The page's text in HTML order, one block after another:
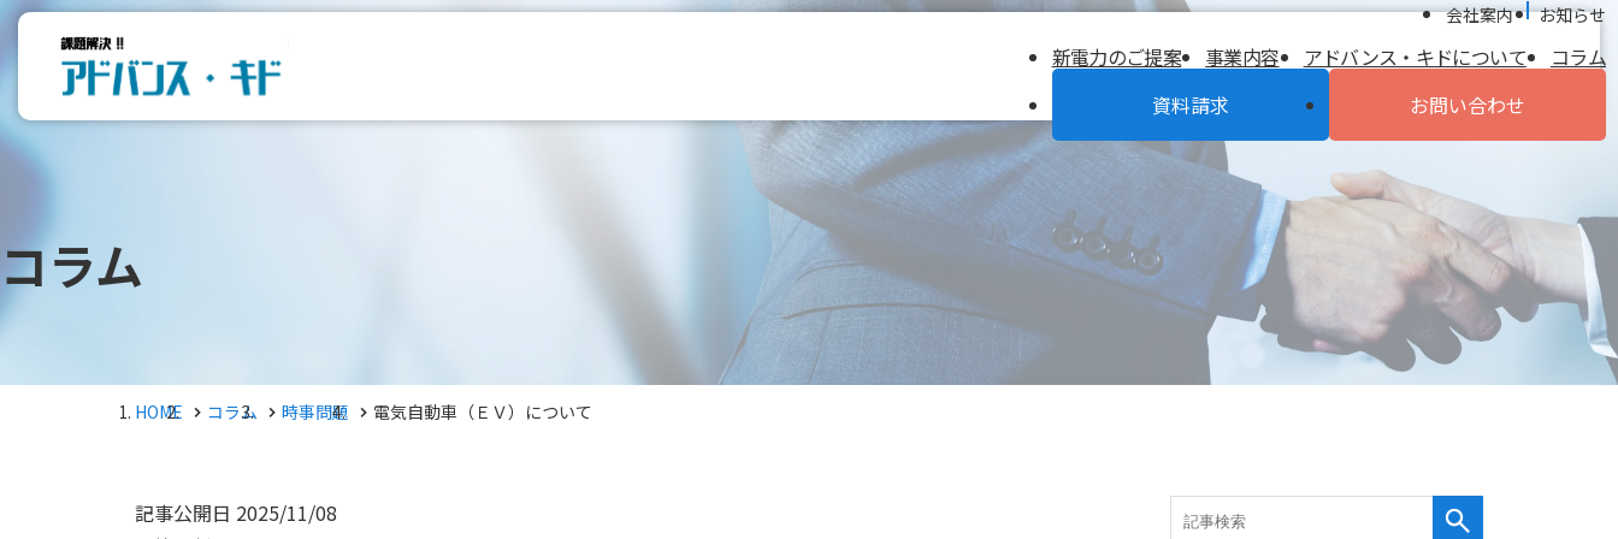
会社案内 お知らせ
新電力のご提案 事業内容 アドバンス・キドについて
コラム
資料請求
お問い合わせ
コラム
HOME コラム 時事問題 電気自動車（ＥＶ）について
記事公開日 2025/11/08